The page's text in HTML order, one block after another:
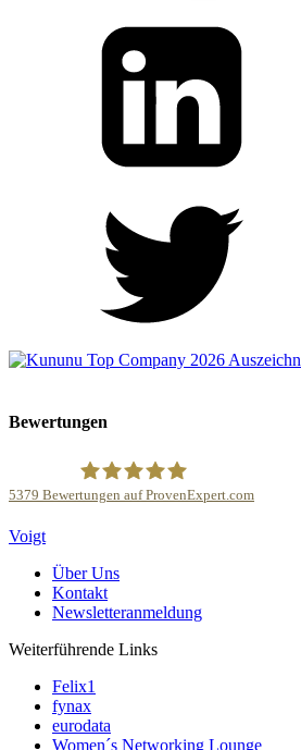
Bewertungen
5379 Bewertungen auf ProvenExpert.com
Voigt
Über Uns
Kontakt
Newsletteranmeldung
Weiterführende Links
Felix1
fynax
eurodata
Women´s Networking Lounge